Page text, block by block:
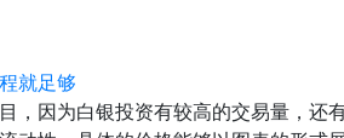
就足够
，因为白银投资有较高的交易量，